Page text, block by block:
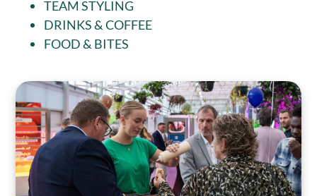
TEAM STYLING
DRINKS & COFFEE
FOOD & BITES